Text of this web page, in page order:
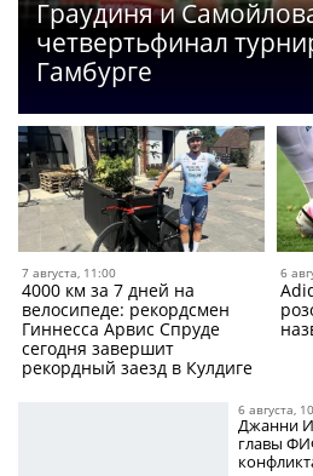
Граудиня и
четвертьфинал
Гамбурге
7 августа, 11:00
4000 км за 7 дней на
велосипеде: рекордсмен
Гиннесса Арвис Спруде
сегодня завершит
рекордный заезд в Кулдиге
6
6 августа,
Джанни
главы